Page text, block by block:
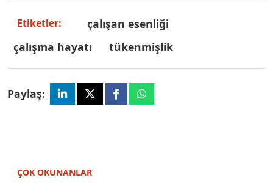
Etiketler:
çalışan esenliği
çalışma hayatı
tükenmişlik
Paylaş:
ÇOK OKUNANLAR